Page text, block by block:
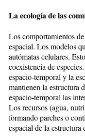
La ecología de las
Los comportamientos
espacial. Los modelos
autómatas celulares.
coexistencia de
espacio-temporal y la
mantienen la estructura
espacio-temporal las
Los recursos (agua,
formando parches o
espacial de la estructura